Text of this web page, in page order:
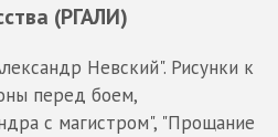
(РГАЛИ)
Невский". Рисунки к
перед боем,
с магистром", "Прощание